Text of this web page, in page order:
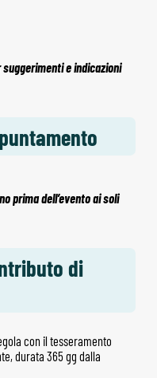
e indicazioni
prima dell’evento ai soli
di
con il tesseramento
durata 365 gg dalla